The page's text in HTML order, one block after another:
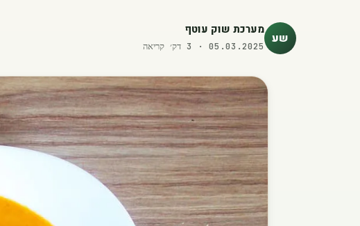
שע מערכת שוק עוטף
05.03.2025
·
3 דק׳ קריאה